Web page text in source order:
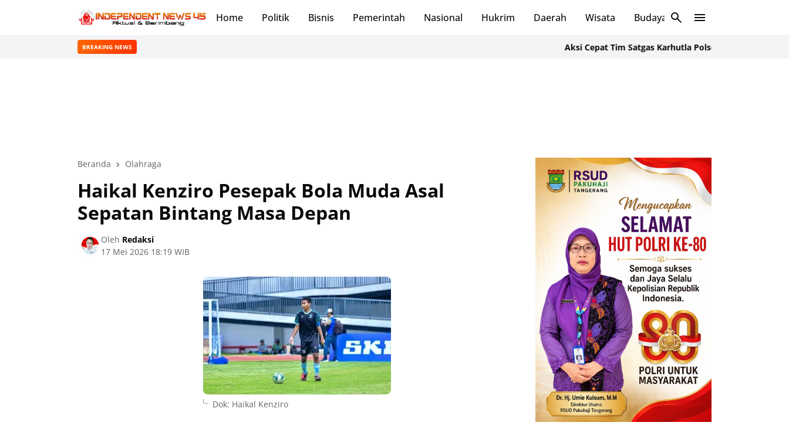
Home Politik Bisnis Pemerintah Nasional Hukrim Daerah Wisata Budaya Sosial
BREAKING NEWS Aksi Cepat Tim Satgas Karhutla Polsek Cikande dan Damkar
Beranda Olahraga
Haikal Kenziro Pesepak Bola Muda Asal
Sepatan Bintang Masa Depan
Oleh Redaksi
17 Mei 2026 18:19 WIB
Dok: Haikal Kenziro